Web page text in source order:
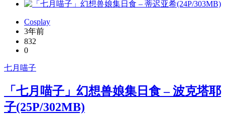
Cosplay
3年前
832
0
七月喵子
「七月喵子」幻想兽娘集日食 – 波克塔耶
子(25P/302MB)